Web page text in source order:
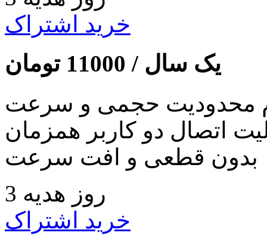
خرید اشتراک
یک سال / 11000 تومان
محدودیت حجمی و سرعت
اتصال دو کاربر همزمان
بدون قطعی و افت سرعت
3 روز هدیه
خرید اشتراک